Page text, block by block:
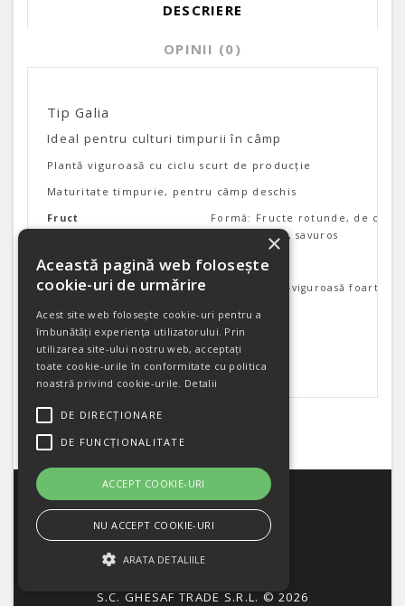
DESCRIERE
OPINII (0)
Tip Galia
Ideal pentru culturi timpurii în câmp
Plantă viguroasă cu ciclu scurt de producție
Maturitate timpurie, pentru câmp deschis
Fruct
Formă: Fructe rotunde, de
cu gust dulce, savuros
Greutate 1,5-2 kg
Plantă Plantă mediu-viguroasă foarte
Perioada de recoltare Vara, toamna
Etichete: pepene galben
CATEGORII
CONTUL MEU
INFORMATII
CONTACT
S.C. GHESAF TRADE S.R.L. © 2026
Această pagină web folosește
cookie-uri de urmărire
Acest site web folosește cookie-uri pentru a
îmbunătăți experiența utilizatorului. Prin
utilizarea site-ului nostru web, acceptați
toate cookie-urile în conformitate cu politica
noastră privind cookie-urile. Detalii
DE DIRECȚIONARE
DE FUNCȚIONALITATE
ACCEPT COOKIE-URI
NU ACCEPT COOKIE-URI
ARATA DETALIILE
×